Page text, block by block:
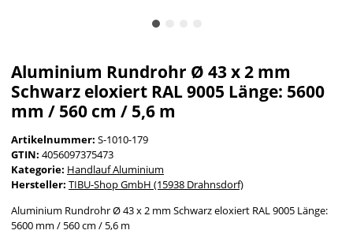
Aluminium Rundrohr Ø 43 x 2 mm
Schwarz eloxiert RAL 9005 Länge: 5600
mm / 560 cm / 5,6 m
Artikelnummer: S-1010-179
GTIN: 4056097375473
Kategorie: Handlauf Aluminium
Hersteller: TIBU-Shop GmbH (15938 Drahnsdorf)
Aluminium Rundrohr Ø 43 x 2 mm Schwarz eloxiert RAL 9005 Länge:
5600 mm / 560 cm / 5,6 m